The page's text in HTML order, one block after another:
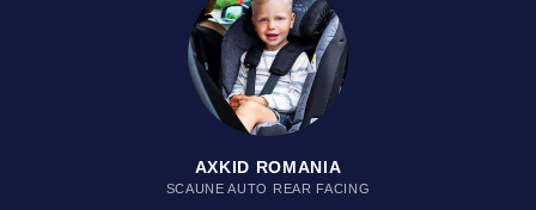
AXKID ROMANIA
SCAUNE AUTO REAR FACING